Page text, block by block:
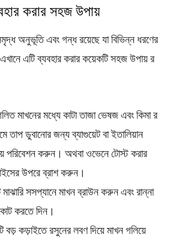
করার সহজ উপায়
অনুভূতি এবং গন্ধ রয়েছে যা বিভিন্ন ধরণের
এটি ব্যবহার করার কয়েকটি সহজ উপায় র
মাখনের মধ্যে কাটা তাজা ভেষজ এবং কিমা র
তাপ ডুবানোর জন্য ব্যাগুয়েট বা ইতালিয়ান
পরিবেশন করুন। অথবা ওভেনে টোস্ট করার
উপরে ব্রাশ করুন।
সসপ্যানে মাখন ব্রাউন করুন এবং রান্না
করতে দিন।
বড় কড়াইতে রসুনের লবণ দিয়ে মাখন গলিয়ে